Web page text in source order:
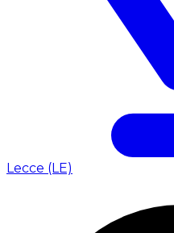
Lecce (LE)